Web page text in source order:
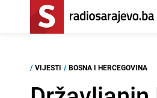
/ VIJESTI / BOSNA I HERCEGOVINA